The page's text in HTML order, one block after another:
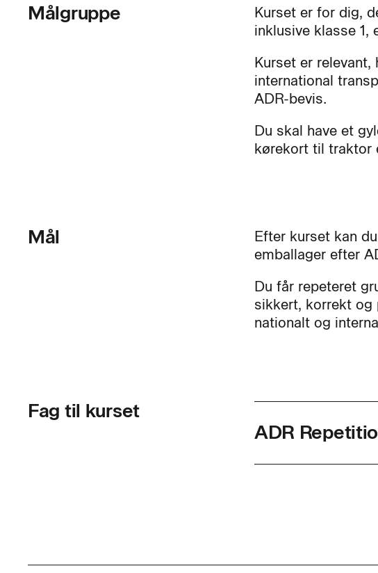
Målgruppe
Kurset er for dig,
inklusive klasse 1,
Kurset er
international
ADR-bevis.
Du skal have et
kørekort til traktor
Mål
Efter kurset kan
emballager efter
Du får repeteret
sikkert, korrekt
nationalt og
Fag til kurset
ADR
Timer pr. dag